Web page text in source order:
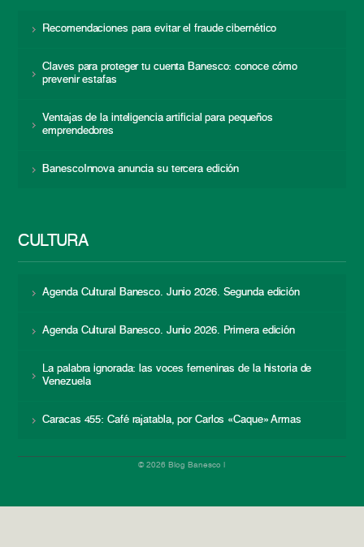
Recomendaciones para evitar el fraude cibernético
Claves para proteger tu cuenta Banesco: conoce cómo
prevenir estafas
Ventajas de la inteligencia artificial para pequeños
emprendedores
BanescoInnova anuncia su tercera edición
CULTURA
Agenda Cultural Banesco. Junio 2026. Segunda edición
Agenda Cultural Banesco. Junio 2026. Primera edición
La palabra ignorada: las voces femeninas de la historia de
Venezuela
Caracas 455: Café rajatabla, por Carlos «Caque» Armas
© 2026 Blog Banesco |